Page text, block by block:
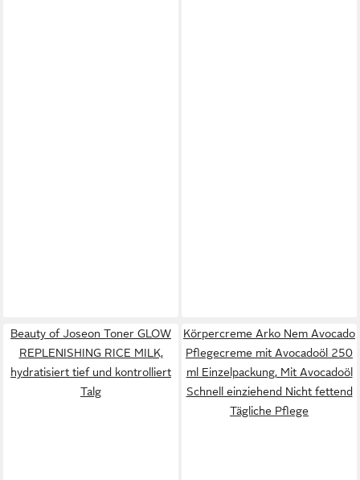
Beauty of Joseon Toner GLOW
REPLENISHING RICE MILK,
hydratisiert tief und kontrolliert
Talg
Körpercreme Arko Nem Avocado
Pflegecreme mit Avocadoöl 250
ml Einzelpackung, Mit Avocadoöl
Schnell einziehend Nicht fettend
Tägliche Pflege